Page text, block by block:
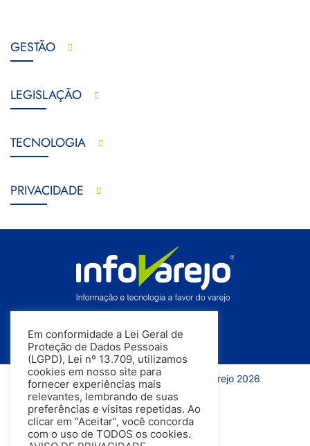
GESTÃO
LEGISLAÇÃO
TECNOLOGIA
PRIVACIDADE
Todos os direitos reservados | InfoVarejo 2026
Em conformidade a Lei Geral de
Proteção de Dados Pessoais
(LGPD), Lei nº 13.709, utilizamos
cookies em nosso site para
fornecer experiências mais
relevantes, lembrando de suas
preferências e visitas repetidas. Ao
clicar em “Aceitar”, você concorda
com o uso de TODOS os cookies.